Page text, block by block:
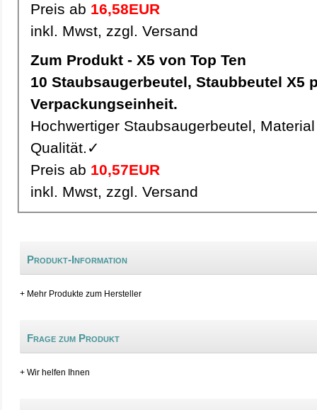
Preis ab 16,58EUR
inkl. Mwst, zzgl. Versand
Zum Produkt - X5 von Top Ten
10 Staubsaugerbeutel, Staubbeutel X5 pro
Verpackungseinheit.
Hochwertiger Staubsaugerbeutel,
Qualität.✓
Preis ab 10,57EUR
inkl. Mwst, zzgl. Versand
Produkt-Information
+ Mehr Produkte zum Hersteller
Frage zum Produkt
+ Wir helfen Ihnen